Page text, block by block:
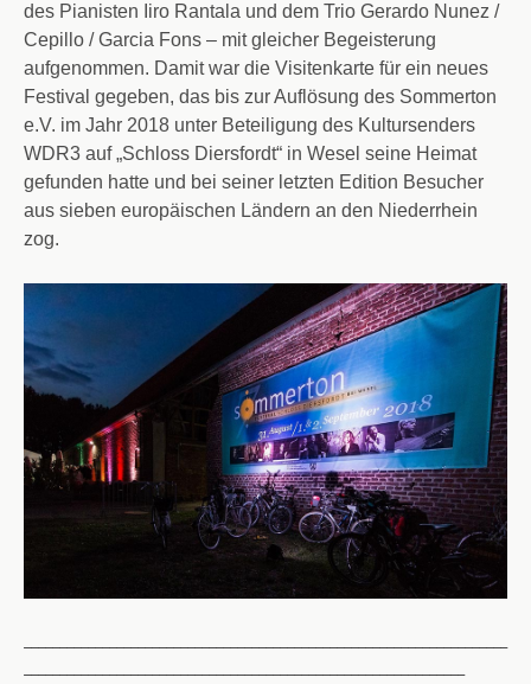
des Pianisten Iiro Rantala und dem Trio Gerardo Nunez /
Cepillo / Garcia Fons – mit gleicher Begeisterung
aufgenommen. Damit war die Visitenkarte für ein neues
Festival gegeben, das bis zur Auflösung des Sommerton
e.V. im Jahr 2018 unter Beteiligung des Kultursenders
WDR3 auf „Schloss Diersfordt“ in Wesel seine Heimat
gefunden hatte und bei seiner letzten Edition Besucher
aus sieben europäischen Ländern an den Niederrhein
zog.